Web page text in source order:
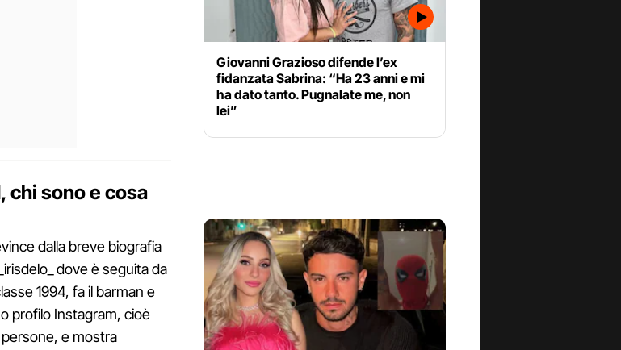
chi sono e cosa
dalla breve biografia
dove è seguita da
1994, fa il barman e
profilo Instagram, cioè
e mostra
Giovanni Grazioso difende l’ex
fidanzata Sabrina: “Ha 23 anni e mi
ha dato tanto. Pugnalate me, non
lei”